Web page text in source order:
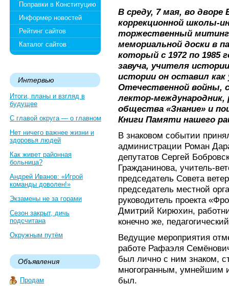
Поправки в Конституцию
Информер новостей
Рейтинг сайтов
Каталог сайтов
Интервью
Итоги, планы и взгляд в
будущее
С главой округа — о главном
Нет ничего важнее жизни и
здоровья людей
Как живет районная
больница?
Андрей Иванов: «Игрой
команды доволен!»
Экзамены не за горами
Сезон закрыт, дичь
подсчитана
Окружным путём
Объявления
Продам
В среду, 7 мая, во
коррекционной школы-
торжественный
мемориальной доски в
который с 1972 по 1985
завуча, учителя
истории он оставил как
Отечественной войны,
лектор-международник,
общества «Знание» и
Книги Памяти нашего
В знаковом событии
администрации Роман
депутатов Сергей
Гражданинова, учитель-
председатель Совета
председатель местной
руководитель проекта
Дмитрий Кирюхин,
конечно же,
Ведущие мероприятия
работе Рафаэля
был лично с ним знаком,
многогранным, умнейшим
был.